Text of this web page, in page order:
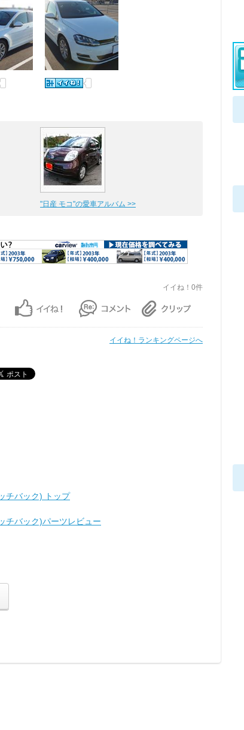
"日産 モコ"の愛車アルバム >>
イイね！0件
イイね！ランキングページへ
チバック) トップ
チバック)パーツレビュー